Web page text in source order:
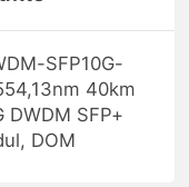
SFP10G-
40km
DWDM SFP+
DOM